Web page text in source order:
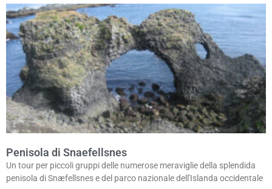
Penisola di Snaefellsnes
Un tour per piccoli gruppi delle numerose meraviglie della splendida
penisola di Snæfellsnes e del parco nazionale dell'Islanda occidentale